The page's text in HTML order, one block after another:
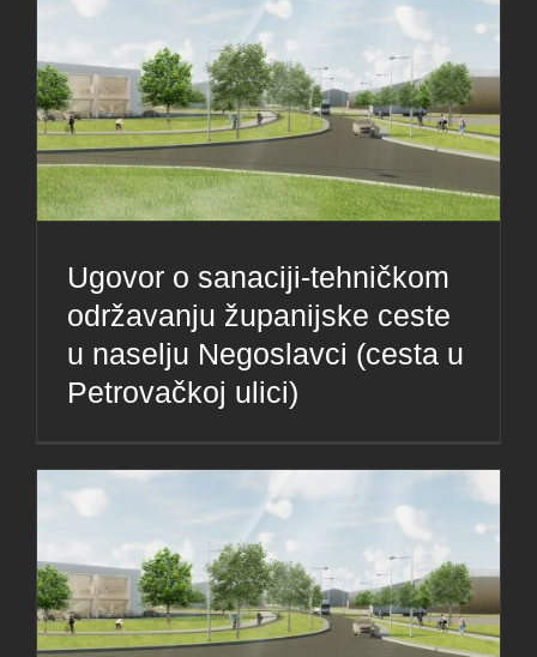
Ugovor o sanaciji-tehničkom
održavanju županijske ceste
u naselju Negoslavci (cesta u
Petrovačkoj ulici)